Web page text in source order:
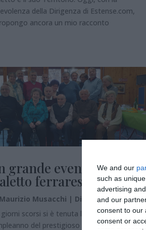
We and our
such as
advertising
and our
consent to our
consent or
della Dirigenza di Estense.com,
ancora un mio racconto
grande evento per il
ferrarese
Maurizio Musacchi | Dic 3, 2022
giorni scorsi si è tenuta la festa di
del prestigioso storico gruppo